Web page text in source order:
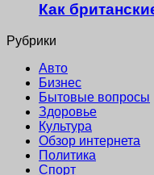
Как
Рубрики
Авто
Бизнес
Бытовые вопросы
Здоровье
Культура
Обзор интернета
Политика
Спорт